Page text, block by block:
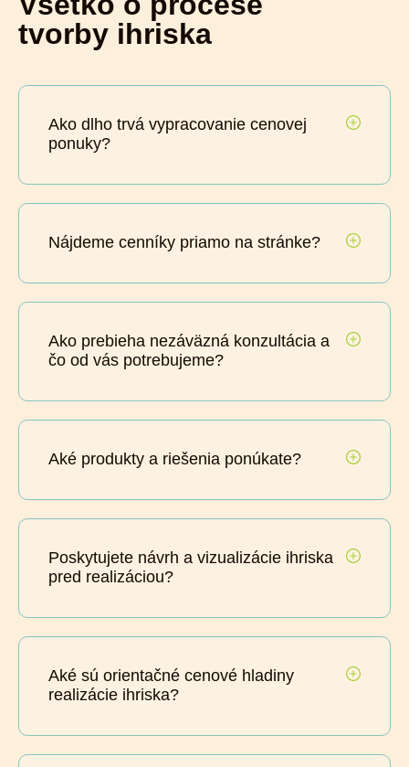
tvorby ihriska
Ako dlho trvá vypracovanie cenovej
ponuky?
Nájdeme cenníky priamo na stránke?
Ako prebieha nezáväzná konzultácia a
čo od vás potrebujeme?
Aké produkty a riešenia ponúkate?
Poskytujete návrh a vizualizácie ihriska
pred realizáciou?
Aké sú orientačné cenové hladiny
realizácie ihriska?